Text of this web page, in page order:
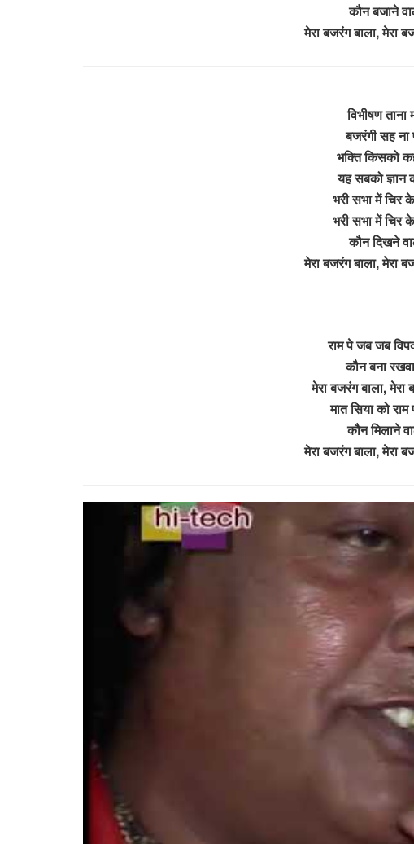
कौन बजाने
मेरा बजरंग बाला, मेरा
विभीषण ताना
बजरंगी सह ना
भक्ति किसको
यह सबको ज्ञान
भरी सभा में चिर
भरी सभा में चिर
कौन दिखने
मेरा बजरंग बाला, मेरा
राम पे जब जब
कौन बना
मेरा बजरंग बाला, मेरा
मात सिया को
कौन मिलाने
मेरा बजरंग बाला, मेरा